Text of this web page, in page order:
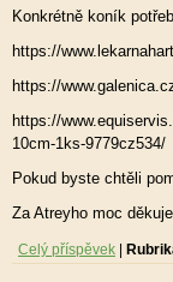
Konkrétně koník
https://
https://
https://
10cm-1ks-9779cz534/
Pokud byste chtěli
Za Atreyho moc
Celý příspěvek